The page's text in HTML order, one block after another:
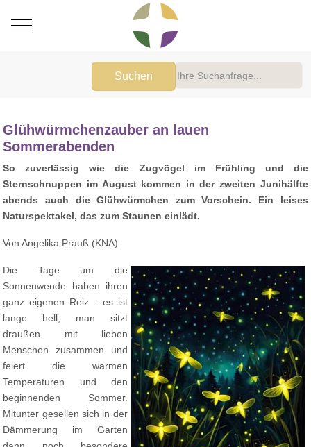
Mobile Menu Toggle
Suchen
Glühwürmchenzauber an lauen
Sommerabenden
So zuverlässig wie die Zugvögel im Frühling und die
Sternschnuppen im August kommen in der zweiten Junihälfte
abends auch die Glühwürmchen zum Vorschein. Ein leises
Naturspektakel, das zum Staunen einlädt.
Von Angelika Prauß (KNA)
Die Tage um die
Sonnenwende haben ihren
ganz eigenen Reiz - es ist
lange hell, man sitzt
draußen mit lieben
Menschen zusammen und
feiert die warmen
Temperaturen und den
beginnenden Sommer.
Mitunter gesellen sich in der
Dämmerung im Garten